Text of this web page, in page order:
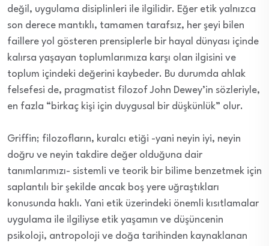
değil, uygulama disiplinleri ile ilgilidir. Eğer etik yalnızca
son derece mantıklı, tamamen tarafsız, her şeyi bilen
faillere yol gösteren prensiplerle bir hayal dünyası içinde
kalırsa yaşayan toplumlarımıza karşı olan ilgisini ve
toplum içindeki değerini kaybeder. Bu durumda ahlak
felsefesi de, pragmatist filozof John Dewey’in sözleriyle,
en fazla “birkaç kişi için duygusal bir düşkünlük” olur.
Griffin; filozofların, kuralcı etiği -yani neyin iyi, neyin
doğru ve neyin takdire değer olduğuna dair
tanımlarımızı- sistemli ve teorik bir bilime benzetmek için
saplantılı bir şekilde ancak boş yere uğraştıkları
konusunda haklı. Yani etik üzerindeki önemli kısıtlamalar
uygulama ile ilgiliyse etik yaşamın ve düşüncenin
psikoloji, antropoloji ve doğa tarihinden kaynaklanan